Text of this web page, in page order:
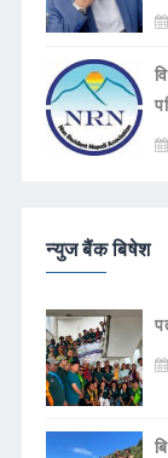
न्युज बैंक बिषेश